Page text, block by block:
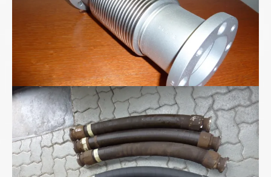
Hochdruckschläuche DN75/2SN